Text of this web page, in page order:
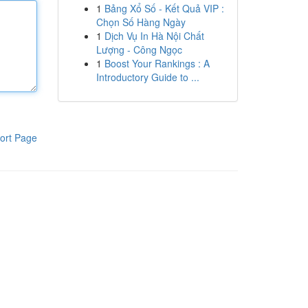
Page
1 Bảng Xổ Số - Kết Quả VIP :
Chọn Số Hàng Ngày
1 Dịch Vụ In Hà Nội Chất
Lượng - Công Ngọc
1 Boost Your Rankings : A
Introductory Guide to ...